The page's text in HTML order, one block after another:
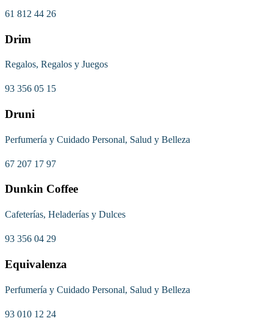
61 812 44 26
Drim
Regalos, Regalos y Juegos
93 356 05 15
Druni
Perfumería y Cuidado Personal, Salud y Belleza
67 207 17 97
Dunkin Coffee
Cafeterías, Heladerías y Dulces
93 356 04 29
Equivalenza
Perfumería y Cuidado Personal, Salud y Belleza
93 010 12 24